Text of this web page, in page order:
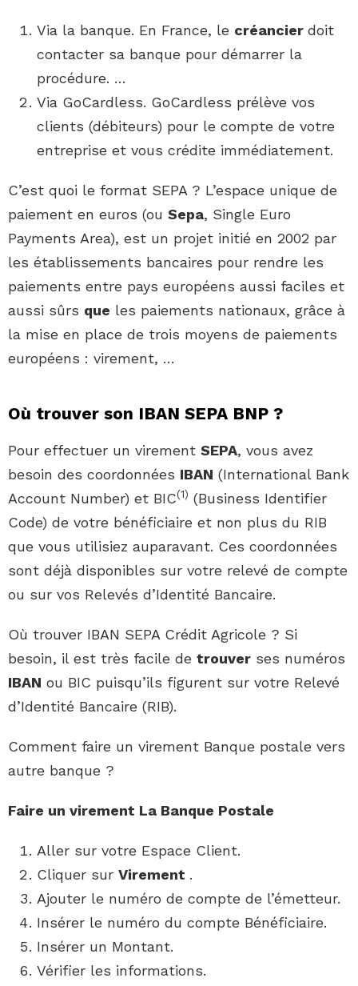
Via la banque. En France, le créancier doit
contacter sa banque pour démarrer la
procédure. …
Via GoCardless. GoCardless prélève vos
clients (débiteurs) pour le compte de votre
entreprise et vous crédite immédiatement.
C’est quoi le format SEPA ? L’espace unique de
paiement en euros (ou Sepa, Single Euro
Payments Area), est un projet initié en 2002 par
les établissements bancaires pour rendre les
paiements entre pays européens aussi faciles et
aussi sûrs que les paiements nationaux, grâce à
la mise en place de trois moyens de paiements
européens : virement, …
Où trouver son IBAN SEPA BNP ?
Pour effectuer un virement SEPA, vous avez
besoin des coordonnées IBAN (International Bank
Account Number) et BIC(1) (Business Identifier
Code) de votre bénéficiaire et non plus du RIB
que vous utilisiez auparavant. Ces coordonnées
sont déjà disponibles sur votre relevé de compte
ou sur vos Relevés d’Identité Bancaire.
Où trouver IBAN SEPA Crédit Agricole ? Si
besoin, il est très facile de trouver ses numéros
IBAN ou BIC puisqu’ils figurent sur votre Relevé
d’Identité Bancaire (RIB).
Comment faire un virement Banque postale vers
autre banque ?
Faire un virement La Banque Postale
Aller sur votre Espace Client.
Cliquer sur Virement .
Ajouter le numéro de compte de l’émetteur.
Insérer le numéro du compte Bénéficiaire.
Insérer un Montant.
Vérifier les informations.